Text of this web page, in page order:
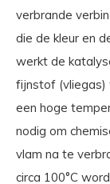
verbrande
die de kleur en
werkt de
fijnstof (vliegas)
een hoge
nodig om
vlam na te
circa 100°C